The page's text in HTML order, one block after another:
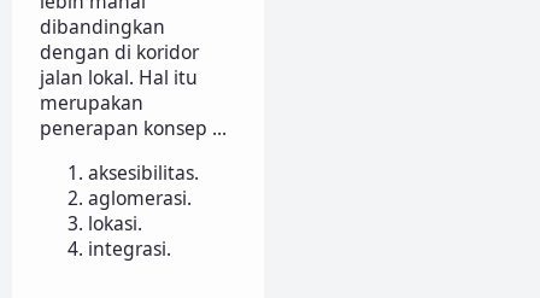
dibandingkan
dengan di koridor
jalan lokal. Hal itu
merupakan
penerapan konsep ...
aksesibilitas.
aglomerasi.
lokasi.
integrasi.